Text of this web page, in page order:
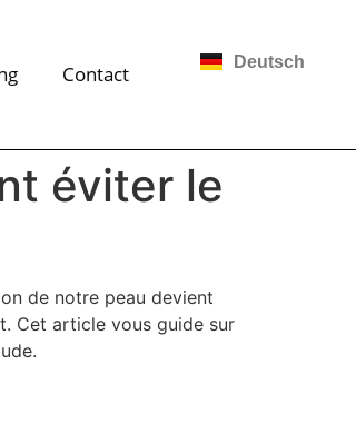
Deutsch
Contact
éviter le
de notre peau devient
Cet article vous guide sur